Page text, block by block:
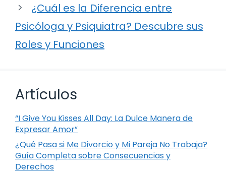
¿Cuál es la Diferencia entre
Psicóloga y Psiquiatra? Descubre sus
Roles y Funciones
Artículos
“I Give You Kisses All Day: La Dulce Manera de
Expresar Amor”
¿Qué Pasa si Me Divorcio y Mi Pareja No Trabaja?
Guía Completa sobre Consecuencias y
Derechos